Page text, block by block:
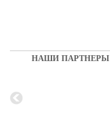
НАШИ ПАРТНЕРЫ